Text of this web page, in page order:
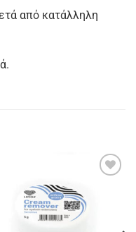
από κατάλληλη
αγαπημένα